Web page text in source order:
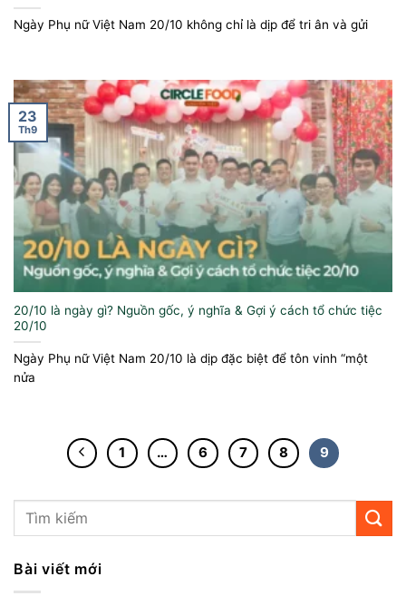
Ngày Phụ nữ Việt Nam 20/10 không chỉ là dịp để tri ân và gửi
20/10 là ngày gì? Nguồn gốc, ý nghĩa & Gợi ý cách tổ chức tiệc
20/10
Ngày Phụ nữ Việt Nam 20/10 là dịp đặc biệt để tôn vinh “một
nửa
23
Th9
1 … 6 7 8 9
Bài viết mới